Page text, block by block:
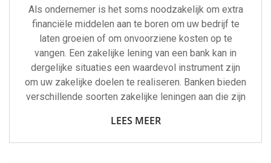
Als ondernemer is het soms noodzakelijk om extra
financiële middelen aan te boren om uw bedrijf te
laten groeien of om onvoorziene kosten op te
vangen. Een zakelijke lening van een bank kan in
dergelijke situaties een waardevol instrument zijn
om uw zakelijke doelen te realiseren. Banken bieden
verschillende soorten zakelijke leningen aan die zijn
LEES MEER